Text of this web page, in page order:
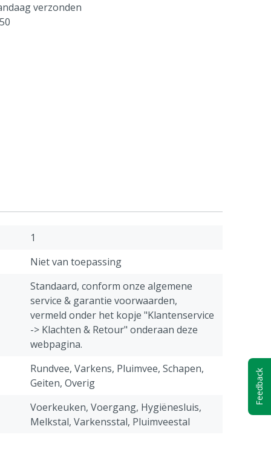
verzonden
1
Niet van toepassing
Standaard, conform onze algemene
service & garantie voorwaarden,
vermeld onder het kopje "Klantenservice
-> Klachten & Retour" onderaan deze
webpagina.
Rundvee, Varkens, Pluimvee, Schapen,
Geiten, Overig
Voerkeuken, Voergang, Hygiënesluis,
Melkstal, Varkensstal, Pluimveestal
Feedback